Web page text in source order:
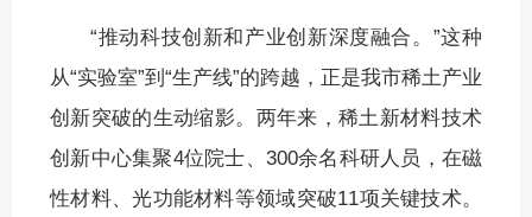
“推动科技创新和产业创新深度融合。”这种
从“实验室”到“生产线”的跨越，正是我市稀土产业
创新突破的生动缩影。两年来，稀土新材料技术
创新中心集聚4位院士、300余名科研人员，在磁
性材料、光功能材料等领域突破11项关键技术。